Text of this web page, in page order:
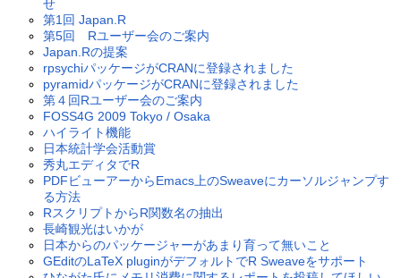
せ
第1回 Japan.R
第5回 Rユーザー会のご案内
Japan.Rの提案
rpsychiパッケージがCRANに登録されました
pyramidパッケージがCRANに登録されました
第４回Rユーザー会のご案内
FOSS4G 2009 Tokyo / Osaka
ハイライト機能
日本統計学会活動賞
秀丸エディタでR
PDFビューアーからEmacs上のSweaveにカーソルジャンプす
る方法
RスクリプトからR関数名の抽出
長崎観光はいかが
日本からのパッケージャーがあまり育って無いこと
GEditのLaTeX pluginがデフォルトでR Sweaveをサポート